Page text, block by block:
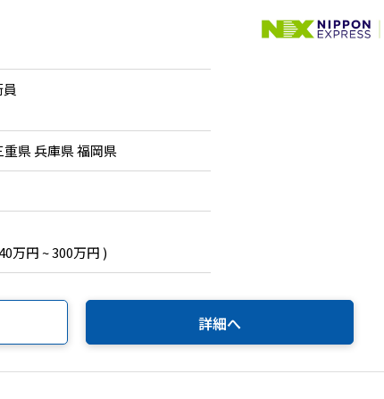
県 兵庫県 福岡県
万円 ~ 300万円 )
詳細へ